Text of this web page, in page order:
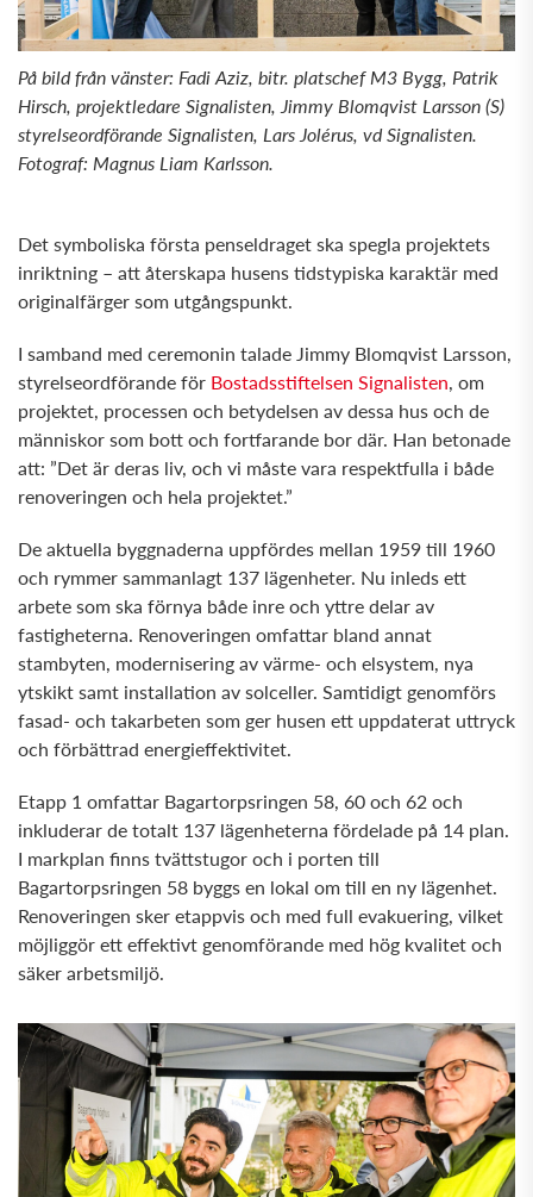
På bild från vänster: Fadi Aziz, bitr. platschef M3 Bygg, Patrik
Hirsch, projektledare Signalisten, Jimmy Blomqvist Larsson (S)
styrelseordförande Signalisten, Lars Jolérus, vd Signalisten.
Fotograf: Magnus Liam Karlsson.
Det symboliska första penseldraget ska spegla projektets
inriktning – att återskapa husens tidstypiska karaktär med
originalfärger som utgångspunkt.
I samband med ceremonin talade Jimmy Blomqvist Larsson,
styrelseordförande för Bostadsstiftelsen Signalisten, om
projektet, processen och betydelsen av dessa hus och de
människor som bott och fortfarande bor där. Han betonade
att: ”Det är deras liv, och vi måste vara respektfulla i både
renoveringen och hela projektet.”
De aktuella byggnaderna uppfördes mellan 1959 till 1960
och rymmer sammanlagt 137 lägenheter. Nu inleds ett
arbete som ska förnya både inre och yttre delar av
fastigheterna. Renoveringen omfattar bland annat
stambyten, modernisering av värme- och elsystem, nya
ytskikt samt installation av solceller. Samtidigt genomförs
fasad- och takarbeten som ger husen ett uppdaterat uttryck
och förbättrad energieffektivitet.
Etapp 1 omfattar Bagartorpsringen 58, 60 och 62 och
inkluderar de totalt 137 lägenheterna fördelade på 14 plan.
I markplan finns tvättstugor och i porten till
Bagartorpsringen 58 byggs en lokal om till en ny lägenhet.
Renoveringen sker etappvis och med full evakuering, vilket
möjliggör ett effektivt genomförande med hög kvalitet och
säker arbetsmiljö.